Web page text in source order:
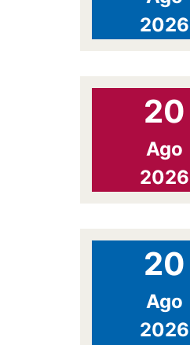
2026
20
Ago
2026
20
Ago
2026